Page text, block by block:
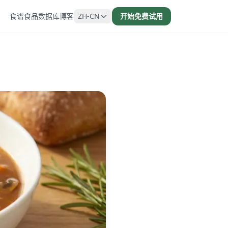
食谱食品数据库博客 ZH-CN 开始免费试用